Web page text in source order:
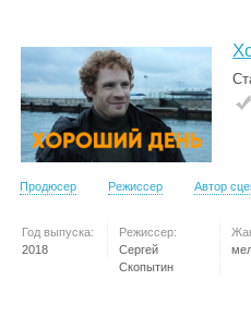
Продюсер Режиссер Автор
Год выпуска:
2018
Режиссер:
Сергей
Скопытин